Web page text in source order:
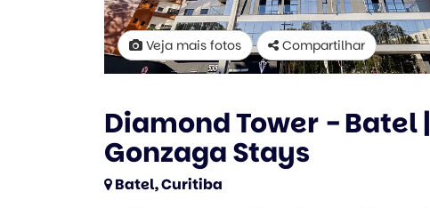
Veja mais fotos Compartilhar
Diamond Tower - Batel |
Gonzaga Stays
Batel, Curitiba